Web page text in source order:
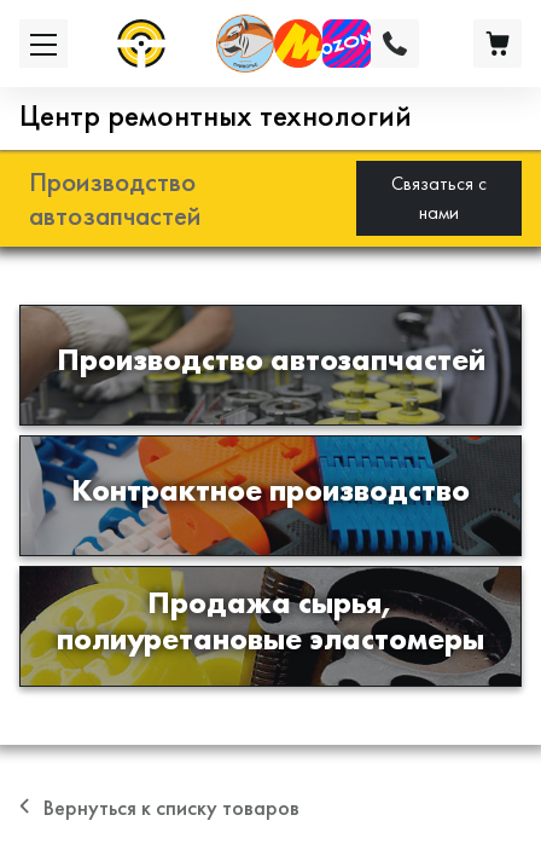
Центр ремонтных технологий
Производство
автозапчастей
Связаться с
нами
Производство автозапчастей
Разработка и производство деталей
из эластомеров для подвески
автомобиля
Контрактное производство
Производство изделий из пластиков
и полимеров по образцам либо
чертежам заказчика
Продажа сырья,
полиуретановые эластомеры
Продажа сырья для производства
изделий из полиуретана
Вернуться к списку товаров